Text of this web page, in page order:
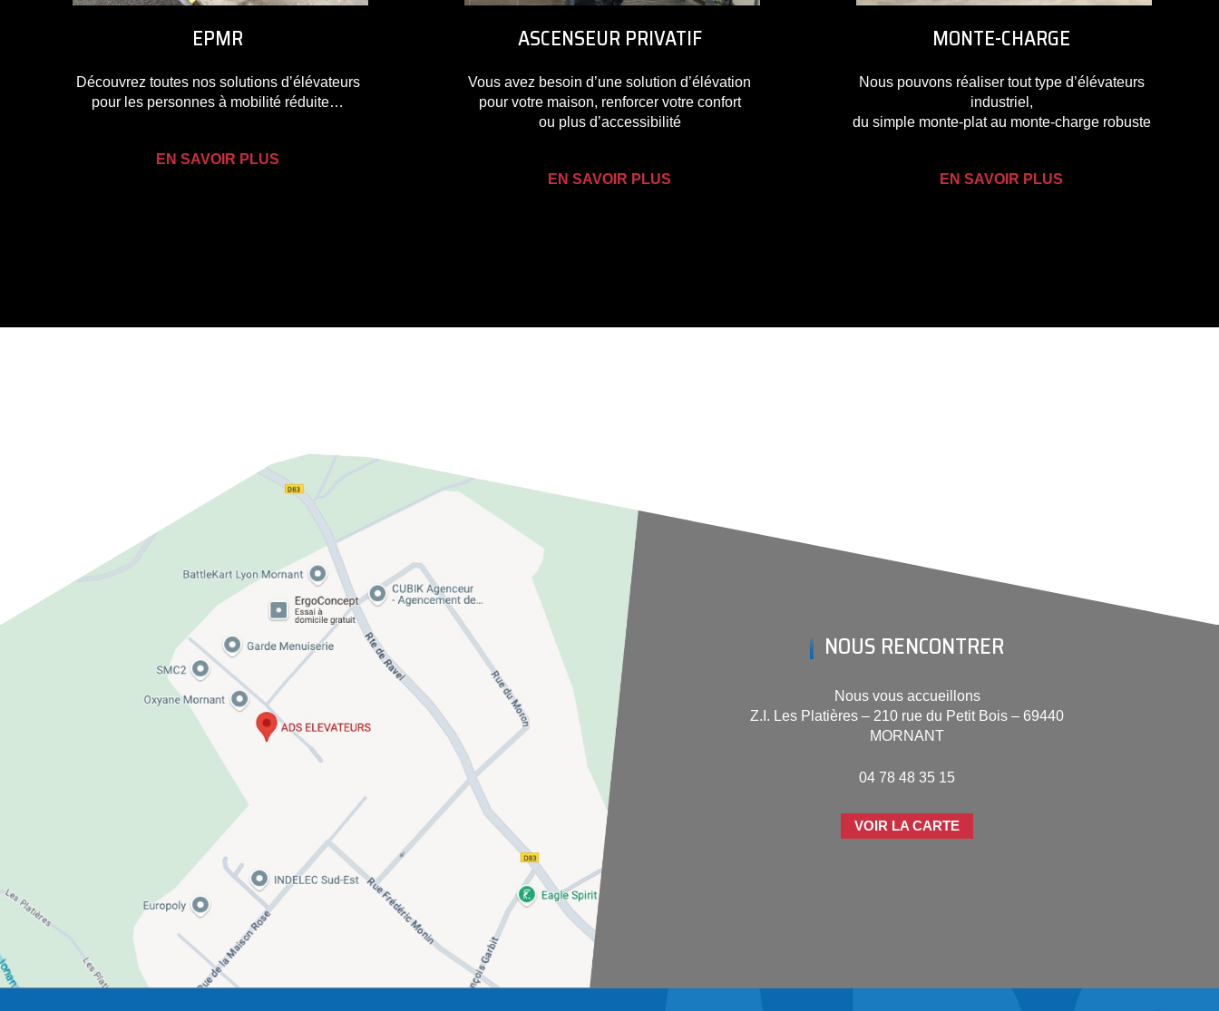
EPMR
Découvrez toutes nos solutions d’élévateurs
pour les personnes à mobilité réduite…
EN SAVOIR PLUS
ASCENSEUR PRIVATIF
Vous avez besoin d’une solution d’élévation
pour votre maison, renforcer votre confort
ou plus d’accessibilité
EN SAVOIR PLUS
MONTE-CHARGE
Nous pouvons réaliser tout type d’élévateurs
industriel,
du simple monte-plat au monte-charge robuste
EN SAVOIR PLUS
NOUS RENCONTRER
Nous vous accueillons
Z.I. Les Platières – 210 rue du Petit Bois – 69440
MORNANT
04 78 48 35 15
VOIR LA CARTE